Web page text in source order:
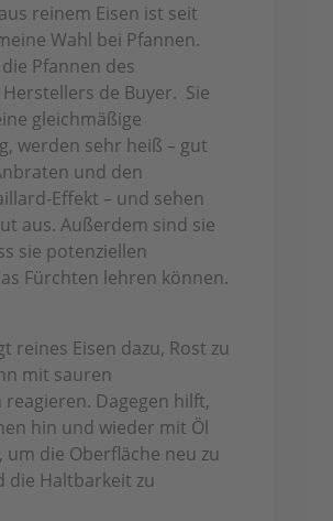
reinem Eisen ist seit
Wahl bei Pfannen.
Pfannen des
de Buyer. Sie
gleichmäßige
werden sehr heiß – gut
und den
Effekt – und sehen
aus. Außerdem sind sie
sie potenziellen
Fürchten lehren können.
reines Eisen dazu, Rost zu
mit sauren
Dagegen hilft,
hin und wieder mit Öl
die Oberfläche neu zu
die Haltbarkeit zu